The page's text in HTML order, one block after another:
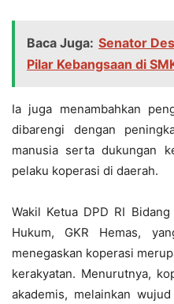
Baca Juga: Senator
Pilar Kebangsaan di
Ia juga menambahkan
dibarengi dengan
manusia serta dukungan
pelaku koperasi di daerah.
Wakil Ketua DPD RI
Hukum, GKR Hemas,
menegaskan koperasi
kerakyatan. Menurutnya,
akademis, melainkan